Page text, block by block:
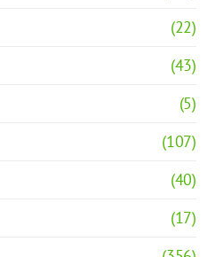
(22)
(43)
(5)
(107)
(40)
(17)